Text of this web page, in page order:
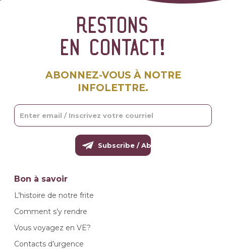
Restons
en contact!
ABONNEZ-VOUS À NOTRE
INFOLETTRE.
Bon à savoir
L’histoire de notre frite
Comment s’y rendre
Vous voyagez en VE?
Contacts d’urgence